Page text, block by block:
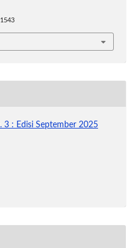
3 : Edisi September 2025